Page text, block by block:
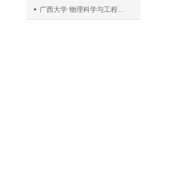
广西大学 物理科学与工程技术学院